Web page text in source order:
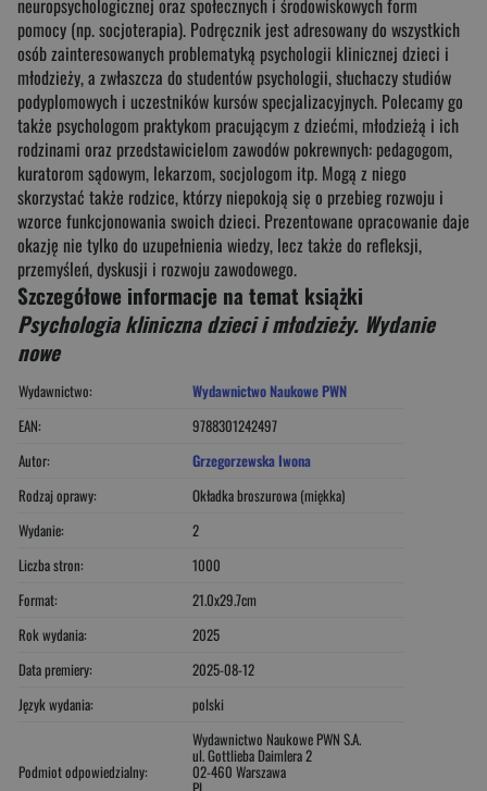
neuropsychologicznej oraz społecznych i środowiskowych form
pomocy (np. socjoterapia). Podręcznik jest adresowany do wszystkich
osób zainteresowanych problematyką psychologii klinicznej dzieci i
młodzieży, a zwłaszcza do studentów psychologii, słuchaczy studiów
podyplomowych i uczestników kursów specjalizacyjnych. Polecamy go
także psychologom praktykom pracującym z dziećmi, młodzieżą i ich
rodzinami oraz przedstawicielom zawodów pokrewnych: pedagogom,
kuratorom sądowym, lekarzom, socjologom itp. Mogą z niego
skorzystać także rodzice, którzy niepokoją się o przebieg rozwoju i
wzorce funkcjonowania swoich dzieci. Prezentowane opracowanie daje
okazję nie tylko do uzupełnienia wiedzy, lecz także do refleksji,
przemyśleń, dyskusji i rozwoju zawodowego.
Szczegółowe informacje na temat książki
Psychologia kliniczna dzieci i młodzieży. Wydanie
nowe
Wydawnictwo:
Wydawnictwo Naukowe PWN
EAN:
9788301242497
Autor:
Grzegorzewska Iwona
Rodzaj oprawy:
Okładka broszurowa (miękka)
Wydanie:
2
Liczba stron:
1000
Format:
21.0x29.7cm
Rok wydania:
2025
Data premiery:
2025-08-12
Język wydania:
polski
Podmiot odpowiedzialny:
Wydawnictwo Naukowe PWN S.A.
ul. Gottlieba Daimlera 2
02-460 Warszawa